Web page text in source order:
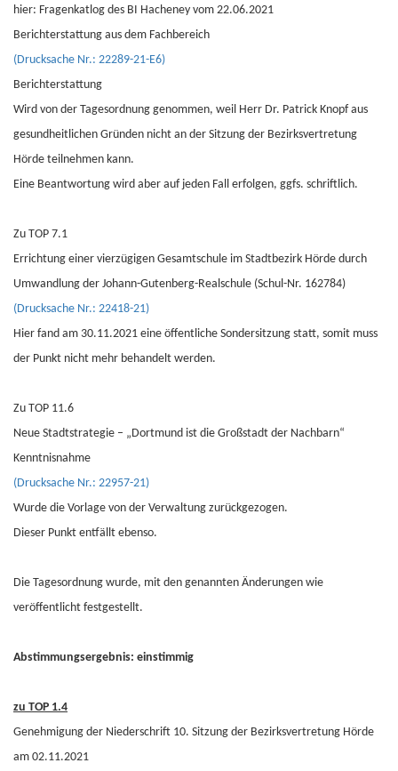
hier: Fragenkatlog des BI Hacheney vom 22.06.2021
Berichterstattung aus dem Fachbereich
(Drucksache Nr.: 22289-21-E6)
Berichterstattung
Wird von der Tagesordnung genommen, weil Herr Dr. Patrick Knopf aus
gesundheitlichen Gründen nicht an der Sitzung der Bezirksvertretung
Hörde teilnehmen kann.
Eine Beantwortung wird aber auf jeden Fall erfolgen, ggfs. schriftlich.
Zu TOP 7.1
Errichtung einer vierzügigen Gesamtschule im Stadtbezirk Hörde durch
Umwandlung der Johann-Gutenberg-Realschule (Schul-Nr. 162784)
(Drucksache Nr.: 22418-21)
Hier fand am 30.11.2021 eine öffentliche Sondersitzung statt, somit muss
der Punkt nicht mehr behandelt werden.
Zu TOP 11.6
Neue Stadtstrategie – „Dortmund ist die Großstadt der Nachbarn“
Kenntnisnahme
(Drucksache Nr.: 22957-21)
Wurde die Vorlage von der Verwaltung zurückgezogen.
Dieser Punkt entfällt ebenso.
Die Tagesordnung wurde, mit den genannten Änderungen wie
veröffentlicht festgestellt.
Abstimmungsergebnis: einstimmig
zu TOP 1.4
Genehmigung der Niederschrift 10. Sitzung der Bezirksvertretung Hörde
am 02.11.2021